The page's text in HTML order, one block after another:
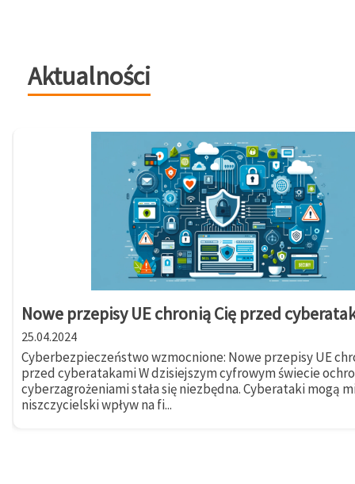
Aktualności
Nowe przepisy UE chronią Cię przed
25.04.2024
Cyberbezpieczeństwo wzmocnione: Nowe przepisy UE
przed cyberatakami W dzisiejszym cyfrowym świecie
cyberzagrożeniami stała się niezbędna. Cyberataki mogą
niszczycielski wpływ na fi...